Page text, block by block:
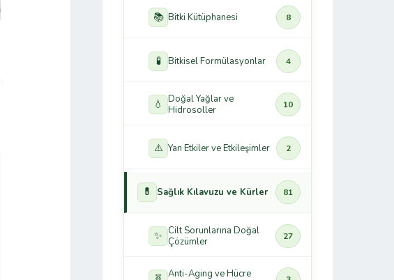
📚 Bitki Kütüphanesi 8
🧪 Bitkisel Formülasyonlar 4
💧
Doğal Yağlar ve
Hidrosoller
10
⚠️ Yan Etkiler ve Etkileşimler 2
💊 Sağlık Kılavuzu ve Kürler 81
✨ Cilt Sorunlarına Doğal
Çözümler
27
Anti-Aging ve Hücre